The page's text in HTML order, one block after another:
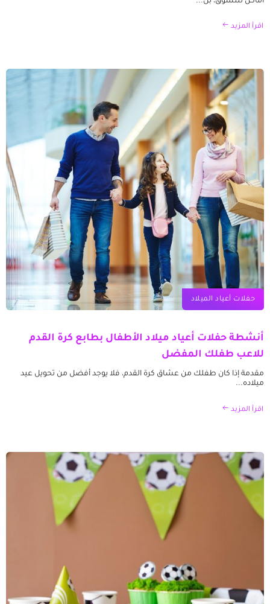
اقرأ المزيد
حفلات أعياد الميلاد
أنشطة حفلات أعياد ميلاد الأطفال بطابع كرة القدم
للاعب طفلك المفضل
مقدمة إذا كان طفلك من عشاق كرة القدم، فلا يوجد أفضل من تحويل عيد
ميلاده...
اقرأ المزيد